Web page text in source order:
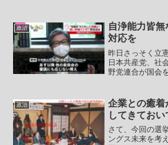
難癖がピタッと
って総裁選挙の
政治
自浄能力皆
対応を
昨日さっそく立
日本共産党、社
野党連合が国会
応できるように
とに反対して大
政治
企業との癒着
してきてお
さて、今回の選
ングス未来を考